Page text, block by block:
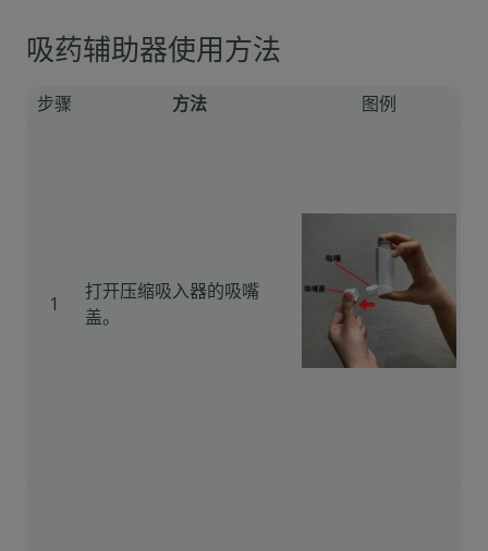
吸药辅助器使用方法
步骤 方法 图例
1
打开压缩吸入器的吸嘴
盖。